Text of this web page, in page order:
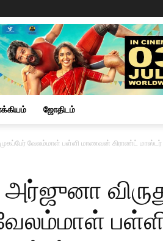
ஜோதிடம்
வேலம்மாள் பள்ளி மாணவன் கிராண்ட் மாஸ்டர்